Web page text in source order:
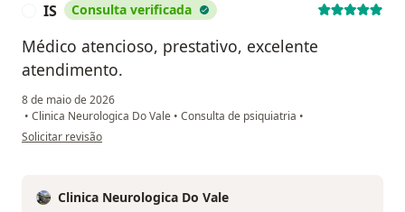
IS Consulta verificada
Médico atencioso, prestativo, excelente
atendimento.
8 de maio de 2026
• Clinica Neurologica Do Vale • Consulta de psiquiatria •
na opinião do utilizador IS
Solicitar revisão
Clinica Neurologica Do Vale